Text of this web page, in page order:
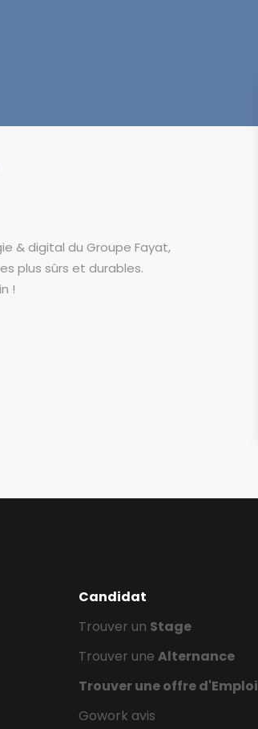
& digital du Groupe Fayat,
plus sûrs et durables.
!
Candidat
Trouver un Stage
Trouver une Alternance
Trouver une offre d'Emploi
Gowork avis